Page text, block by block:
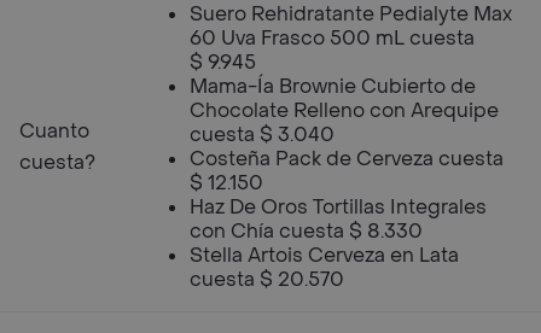
Cuanto
cuesta?
Suero Rehidratante Pedialyte Max
60 Uva Frasco 500 mL cuesta
$ 9.945
Mama-Ía Brownie Cubierto de
Chocolate Relleno con Arequipe
cuesta $ 3.040
Costeña Pack de Cerveza cuesta
$ 12.150
Haz De Oros Tortillas Integrales
con Chía cuesta $ 8.330
Stella Artois Cerveza en Lata
cuesta $ 20.570